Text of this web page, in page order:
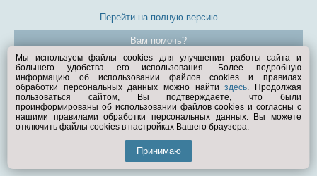
Перейти на полную версию
Вам помочь?
© Exist.ru 1998—2026
Мы используем файлы cookies для улучшения работы сайта и
большего удобства его использования. Более подробную
информацию об использовании файлов cookies и правилах
обработки персональных данных можно найтиздесь. Продолжая
пользоваться сайтом, Вы подтверждаете, что были
проинформированы об использовании файлов cookies и согласны с
нашими правилами обработки персональных данных. Вы можете
отключить файлы cookies в настройках Вашего браузера.
Принимаю